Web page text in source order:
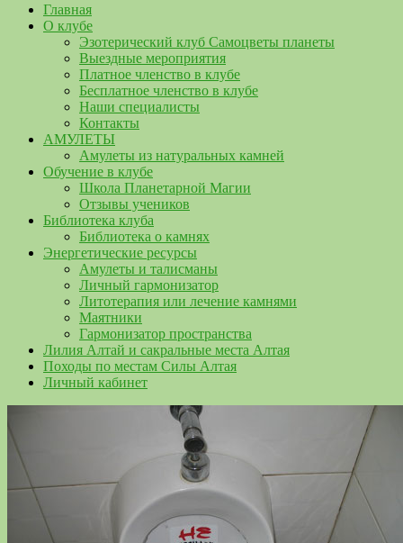
Главная
О клубе
Эзотерический клуб Самоцветы планеты
Выездные мероприятия
Платное членство в клубе
Бесплатное членство в клубе
Наши специалисты
Контакты
АМУЛЕТЫ
Амулеты из натуральных камней
Обучение в клубе
Школа Планетарной Магии
Отзывы учеников
Библиотека клуба
Библиотека о камнях
Энергетические ресурсы
Амулеты и талисманы
Личный гармонизатор
Литотерапия или лечение камнями
Маятники
Гармонизатор пространства
Лилия Алтай и сакральные места Алтая
Походы по местам Силы Алтая
Личный кабинет